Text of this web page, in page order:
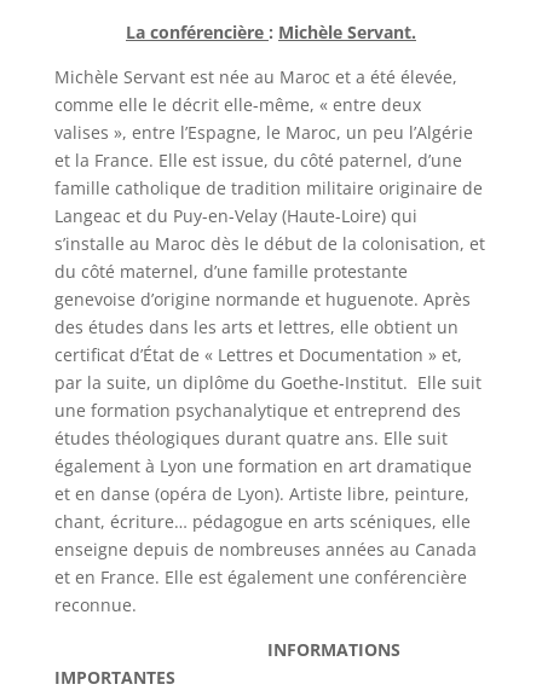
La conférencière : Michèle Servant.
Michèle Servant est née au Maroc et a été élevée,
comme elle le décrit elle-même, « entre deux
valises », entre l’Espagne, le Maroc, un peu l’Algérie
et la France. Elle est issue, du côté paternel, d’une
famille catholique de tradition militaire originaire de
Langeac et du Puy-en-Velay (Haute-Loire) qui
s’installe au Maroc dès le début de la colonisation, et
du côté maternel, d’une famille protestante
genevoise d’origine normande et huguenote. Après
des études dans les arts et lettres, elle obtient un
certificat d’État de « Lettres et Documentation » et,
par la suite, un diplôme du Goethe-Institut. Elle suit
une formation psychanalytique et entreprend des
études théologiques durant quatre ans. Elle suit
également à Lyon une formation en art dramatique
et en danse (opéra de Lyon). Artiste libre, peinture,
chant, écriture… pédagogue en arts scéniques, elle
enseigne depuis de nombreuses années au Canada
et en France. Elle est également une conférencière
reconnue.
INFORMATIONS
IMPORTANTES